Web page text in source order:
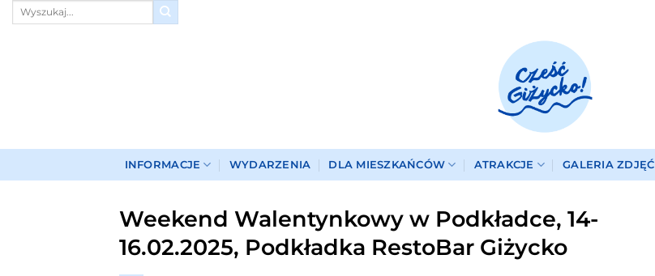
Przewiń
INFORMACJE WYDARZENIA DLA MIESZKAŃCÓW ATRAKCJE GALERIA ZDJĘĆ
Weekend Walentynkowy w Podkładce, 14-
16.02.2025, Podkładka RestoBar Giżycko